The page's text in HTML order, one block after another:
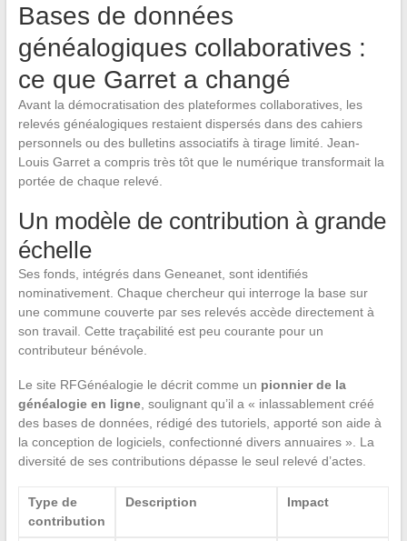
Bases de données
généalogiques collaboratives :
ce que Garret a changé
Avant la démocratisation des plateformes collaboratives, les
relevés généalogiques restaient dispersés dans des cahiers
personnels ou des bulletins associatifs à tirage limité. Jean-
Louis Garret a compris très tôt que le numérique transformait la
portée de chaque relevé.
Un modèle de contribution à grande
échelle
Ses fonds, intégrés dans Geneanet, sont identifiés
nominativement. Chaque chercheur qui interroge la base sur
une commune couverte par ses relevés accède directement à
son travail. Cette traçabilité est peu courante pour un
contributeur bénévole.
Le site RFGénéalogie le décrit comme un pionnier de la
généalogie en ligne, soulignant qu’il a « inlassablement créé
des bases de données, rédigé des tutoriels, apporté son aide à
la conception de logiciels, confectionné divers annuaires ». La
diversité de ses contributions dépasse le seul relevé d’actes.
Type de
contribution
Description Impact